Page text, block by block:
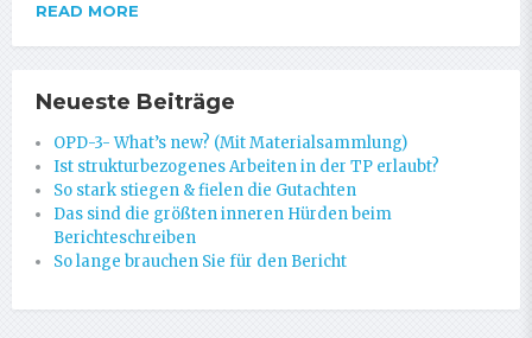
READ MORE
Neueste Beiträge
OPD-3- What’s new? (Mit Materialsammlung)
Ist strukturbezogenes Arbeiten in der TP erlaubt?
So stark stiegen & fielen die Gutachten
Das sind die größten inneren Hürden beim
Berichteschreiben
So lange brauchen Sie für den Bericht